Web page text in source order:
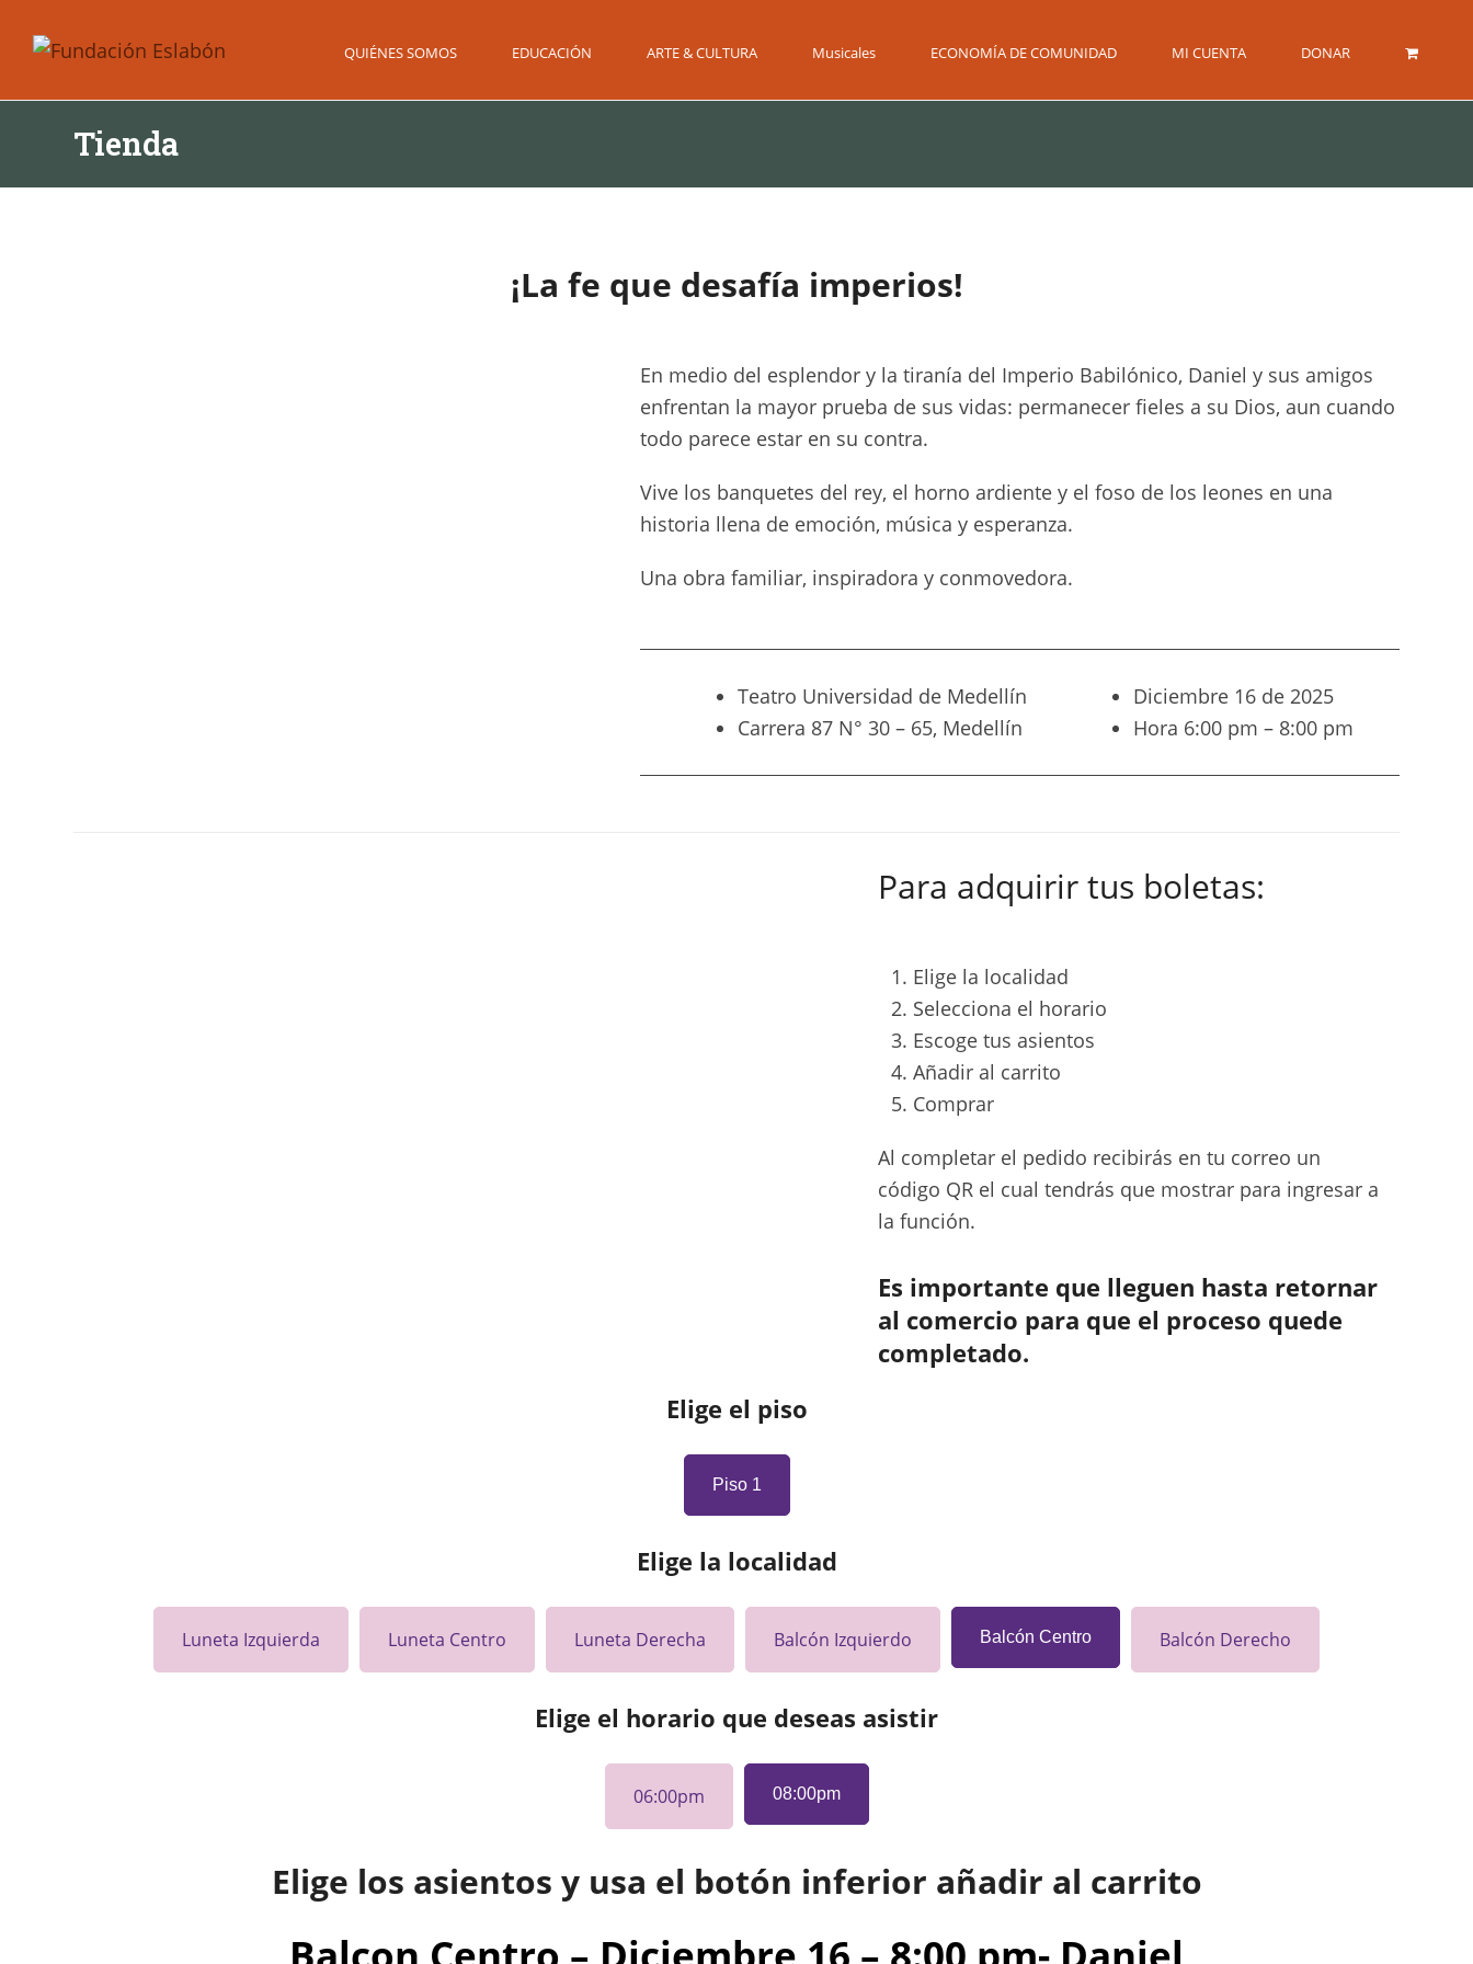
QUIÉNES SOMOS EDUCACIÓN ARTE & CULTURA Musicales ECONOMÍA DE COMUNIDAD MI CUENTA DONAR
Tienda
¡La fe que desafía imperios!
En medio del esplendor y la tiranía del Imperio Babilónico, Daniel y sus amigos
enfrentan la mayor prueba de sus vidas: permanecer fieles a su Dios, aun cuando
todo parece estar en su contra.
Vive los banquetes del rey, el horno ardiente y el foso de los leones en una
historia llena de emoción, música y esperanza.
Una obra familiar, inspiradora y conmovedora.
Teatro Universidad de Medellín
Carrera 87 N° 30 – 65, Medellín
Diciembre 16 de 2025
Hora 6:00 pm – 8:00 pm
Para adquirir tus boletas:
Elige la localidad
Selecciona el horario
Escoge tus asientos
Añadir al carrito
Comprar
Al completar el pedido recibirás en tu correo un
código QR el cual tendrás que mostrar para ingresar a
la función.
Es importante que lleguen hasta retornar
al comercio para que el proceso quede
completado.
Elige el piso
Piso 1
Elige la localidad
Luneta Izquierda Luneta Centro Luneta Derecha Balcón Izquierdo Balcón Centro Balcón Derecho
Elige el horario que deseas asistir
06:00pm 08:00pm
Elige los asientos y usa el botón inferior añadir al carrito